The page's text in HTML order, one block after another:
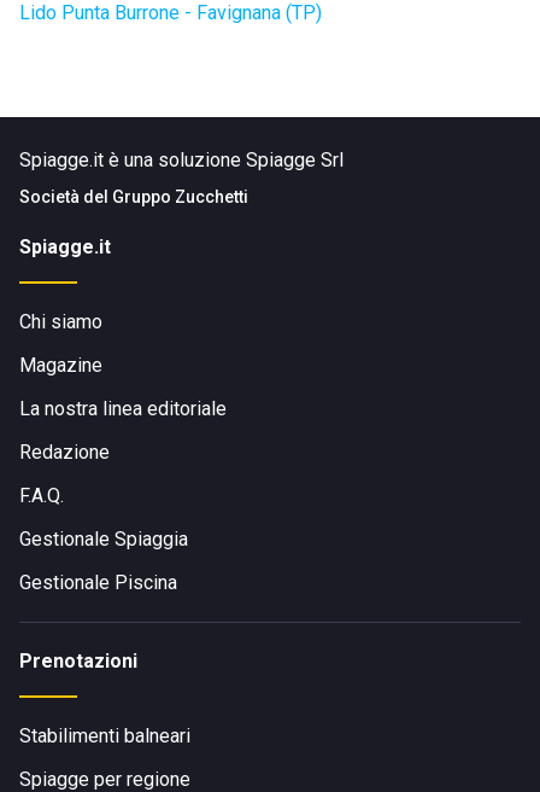
Lido Punta Burrone - Favignana (TP)
Spiagge.it è una soluzione Spiagge Srl
Società del Gruppo Zucchetti
Spiagge.it
Chi siamo
Magazine
La nostra linea editoriale
Redazione
F.A.Q.
Gestionale Spiaggia
Gestionale Piscina
Prenotazioni
Stabilimenti balneari
Spiagge per regione